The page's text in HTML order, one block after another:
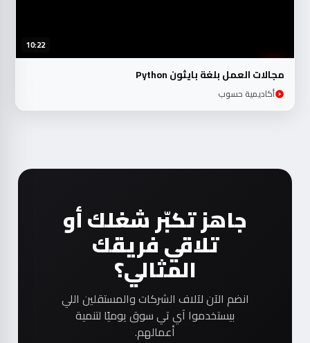
10:22
مجالات العمل بلغة بايثون Python
أكاديمية حسوب
جاهز تكبّر شغلك أو
تلاقي فريقك
المثالي؟
انضم الآن لآلاف الشركات والمستقلين اللي
بيستخدموا آي تي سوق يوميًا لتنمية
أعمالهم.